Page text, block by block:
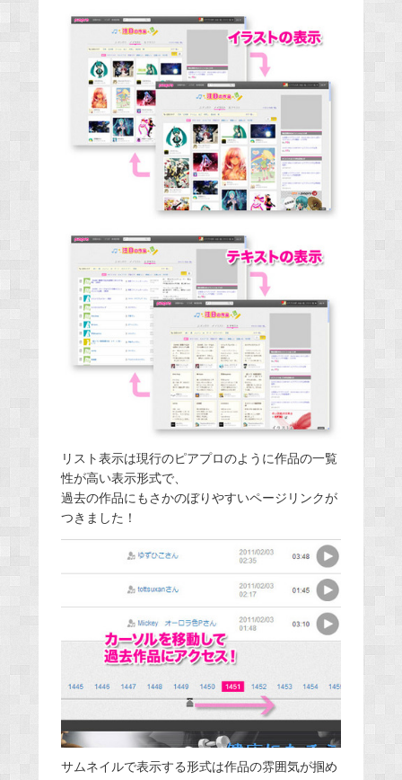
リスト表示は現行のピアプロのように作品の一覧
性が高い表示形式で、
過去の作品にもさかのぼりやすいページリンクが
つきました！
サムネイルで表示する形式は作品の雰囲気が掴め